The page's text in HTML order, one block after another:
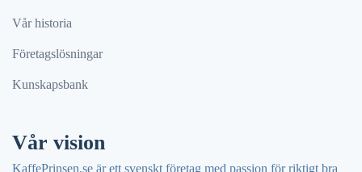
Vår historia
Företagslösningar
Kunskapsbank
Vår vision
KaffePrinsen.se är ett svenskt företag med passion för riktigt bra